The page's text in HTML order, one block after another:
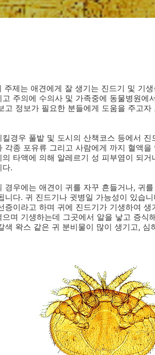
주제는 애견에게 잘 생기는 진드기 및 기
주의에 수의사 및 가족중에 동물병원에
고 정보가 필요한 분들에게 도움을 주고자
경우 풀밭 및 도시의 산책코스 등에서
각종 포유류 그리고 사람에게 까지 혈액
타액에 의해 알레르기 성 피부염이 되
다.
경우에는 애견이 귀를 자꾸 흔들거나, 귀
니다. 귀 진드기나 귓병일 가능성이 있습니
증이라고 하며 귀에 진드기가 기생하여
며 기생하는데 그곳에서 알을 낳고 증식
색 왁스 같은 귀 분비물이 많이 생기고, 심